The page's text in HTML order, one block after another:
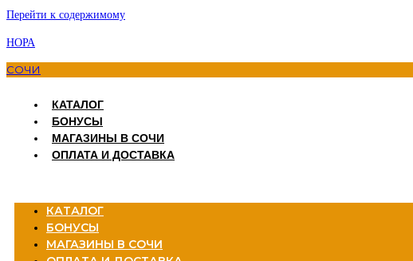
Перейти к содержимому
НОРА
СОЧИ
КАТАЛОГ
БОНУСЫ
МАГАЗИНЫ В СОЧИ
ОПЛАТА И ДОСТАВКА
КАТАЛОГ
БОНУСЫ
МАГАЗИНЫ В СОЧИ